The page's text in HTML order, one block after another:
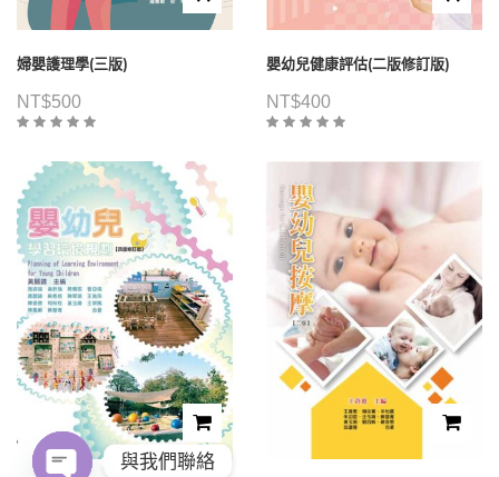
婦嬰護理學(三版)
NT$500
嬰幼兒健康評估(二版修訂版)
NT$400
與我們聯絡